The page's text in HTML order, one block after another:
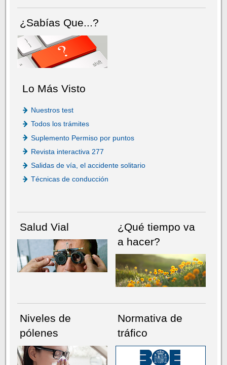
¿Sabías Que...?
Lo Más Visto
Nuestros test
Todos los trámites
Suplemento Permiso por puntos
Revista interactiva 277
Salidas de vía, el accidente solitario
Técnicas de conducción
Salud Vial
¿Qué tiempo va
a hacer?
Niveles de
pólenes
Normativa de
tráfico